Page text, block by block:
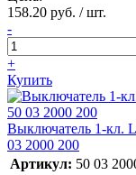
158.20 руб. / шт.
-
+
Купить
Выключатель 1-кл.
03 2000 200
Артикул: 50 03